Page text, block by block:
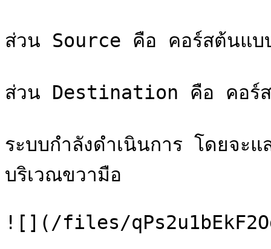
ส่วน Source คือ คอร์สต้นแบบ
ส่วน Destination คือ คอร์ส
ระบบกำลังดำเนินการ โดยจ
บริเวณขวามือ
![](/files/